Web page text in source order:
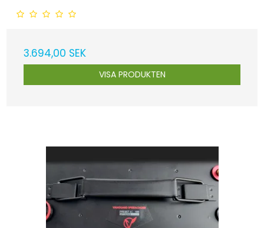
3.694,00 SEK
VISA PRODUKTEN